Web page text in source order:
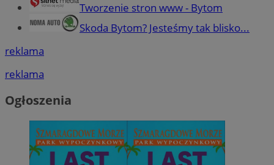
Tworzenie stron www - Bytom
Skoda Bytom? Jesteśmy tak blisko...
reklama
reklama
Ogłoszenia